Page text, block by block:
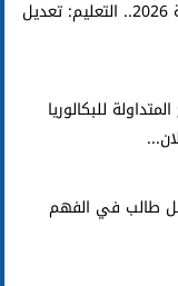
تظلمات الثانوية العامة 2026.. التعليم: تعديل
للبكالوريا
طالب في الفهم